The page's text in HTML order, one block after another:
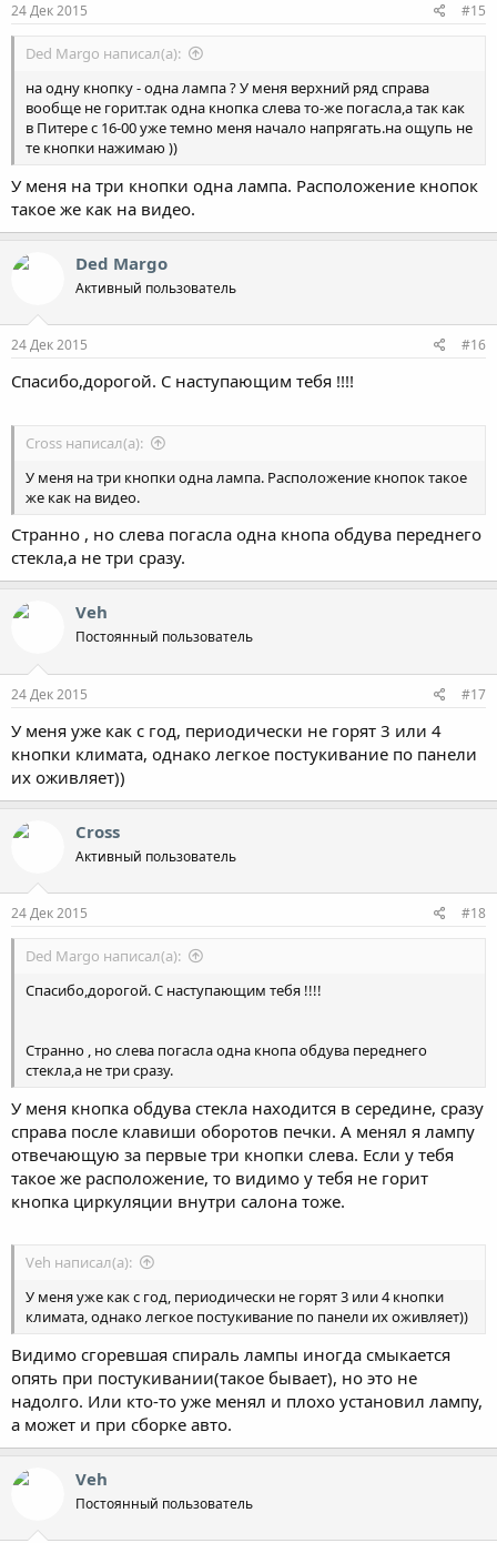
24 Дек 2015 #15
Ded Margo написал(а):
на одну кнопку - одна лампа ? У меня верхний ряд справа
вообще не горит.так одна кнопка слева то-же погасла,а так как
в Питере с 16-00 уже темно меня начало напрягать.на ощупь не
те кнопки нажимаю ))
У меня на три кнопки одна лампа. Расположение кнопок
такое же как на видео.
Ded Margo
Активный пользователь
24 Дек 2015 #16
Спасибо,дорогой. С наступающим тебя !!!!
Cross написал(а):
У меня на три кнопки одна лампа. Расположение кнопок такое
же как на видео.
Странно , но слева погасла одна кнопа обдува переднего
стекла,а не три сразу.
Veh
Постоянный пользователь
24 Дек 2015 #17
У меня уже как с год, периодически не горят 3 или 4
кнопки климата, однако легкое постукивание по панели
их оживляет))
Cross
Активный пользователь
24 Дек 2015 #18
Ded Margo написал(а):
Спасибо,дорогой. С наступающим тебя !!!!
Странно , но слева погасла одна кнопа обдува переднего
стекла,а не три сразу.
У меня кнопка обдува стекла находится в середине, сразу
справа после клавиши оборотов печки. А менял я лампу
отвечающую за первые три кнопки слева. Если у тебя
такое же расположение, то видимо у тебя не горит
кнопка циркуляции внутри салона тоже.
Veh написал(а):
У меня уже как с год, периодически не горят 3 или 4 кнопки
климата, однако легкое постукивание по панели их оживляет))
Видимо сгоревшая спираль лампы иногда смыкается
опять при постукивании(такое бывает), но это не
надолго. Или кто-то уже менял и плохо установил лампу,
а может и при сборке авто.
Veh
Постоянный пользователь